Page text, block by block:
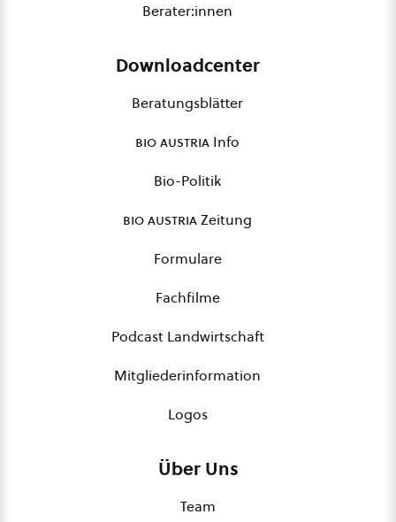
Berater:innen
Downloadcenter
Beratungsblätter
bio austria Info
Bio-Politik
bio austriaZeitung
Formulare
Fachfilme
Podcast Landwirtschaft
Mitgliederinformation
Logos
Über Uns
Team